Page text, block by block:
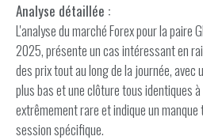
Analyse détaillée :
L'analyse du marché Forex pour la paire
2025, présente un cas intéressant en
des prix tout au long de la journée, avec
plus bas et une clôture tous identiques
extrêmement rare et indique un
session spécifique.